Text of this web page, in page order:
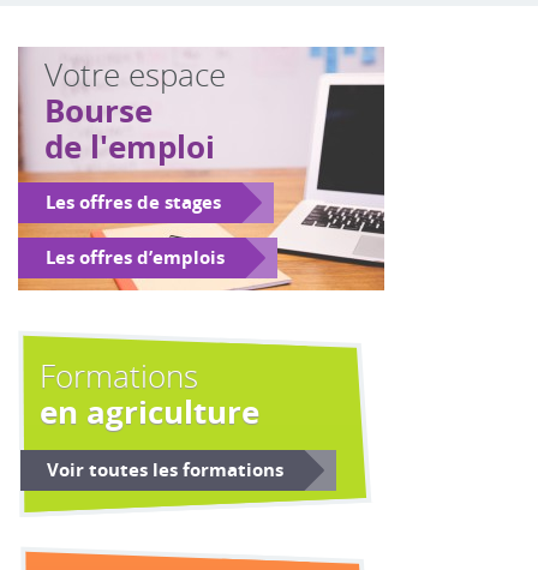
Votre espace
Bourse
de l'emploi
Les offres de stages
Les offres d’emplois
Formations
en agriculture
Voir toutes les formations